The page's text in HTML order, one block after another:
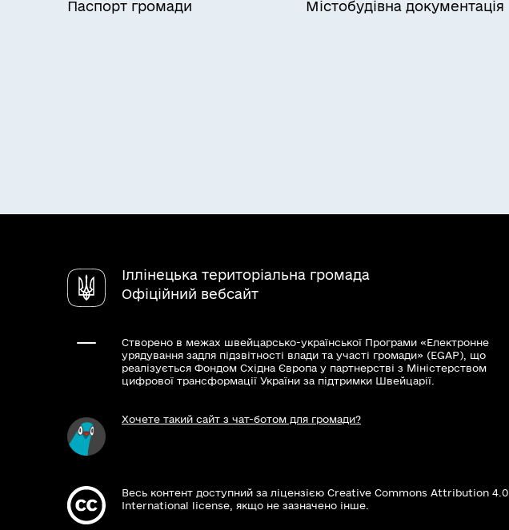
Паспорт громади
Містобудівна документація
Іллінецька територіальна громада
Офіційний вебсайт
Створено в межах швейцарсько-української Програми «Електронне
урядування задля підзвітності влади та участі громади» (EGAP), що
реалізується Фондом Східна Європа у партнерстві з Міністерством
цифрової трансформації України за підтримки Швейцарії.
Хочете такий сайт з чат-ботом для громади?
Весь контент доступний за ліцензією Creative Commons Attribution 4.0
International license, якщо не зазначено інше.